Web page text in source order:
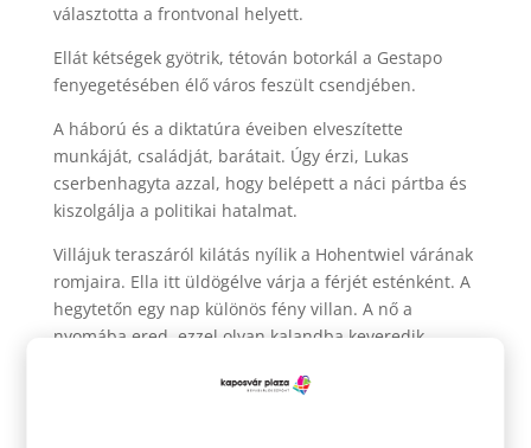
választotta a frontvonal helyett.
Ellát kétségek gyötrik, tétován botorkál a Gestapo
fenyegetésében élő város feszült csendjében.
A háború és a diktatúra éveiben elveszítette
munkáját, családját, barátait. Úgy érzi, Lukas
cserbenhagyta azzal, hogy belépett a náci pártba és
kiszolgálja a politikai hatalmat.
Villájuk teraszáról kilátás nyílik a Hohentwiel várának
romjaira. Ella itt üldögélve várja a férjét esténként. A
hegytetőn egy nap különös fény villan. A nő a
nyomába ered, ezzel olyan kalandba keveredik,